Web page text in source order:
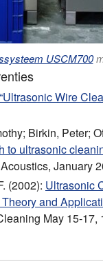
USCM700
Wire
Birkin, Peter;
to ultrasonic
January
(2002): Ultrasonic
and
May 15-17,